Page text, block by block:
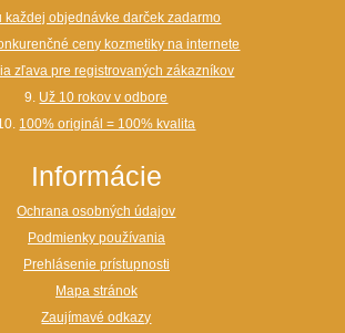
každej objednávke darček zadarmo
ceny kozmetiky na internete
zľava pre registrovaných zákazníkov
9. Už 10 rokov v odbore
100% originál = 100% kvalita
Informácie
Ochrana osobných údajov
Podmienky používania
Prehlásenie prístupnosti
Mapa stránok
Zaujímavé odkazy